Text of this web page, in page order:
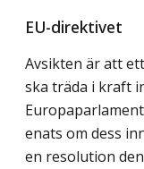
EU-direktivet
Avsikten är att
ska träda i kraft
enats om dess
en resolution